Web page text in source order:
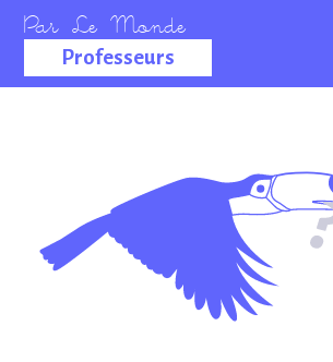
Professeurs
La salle des
professeurs